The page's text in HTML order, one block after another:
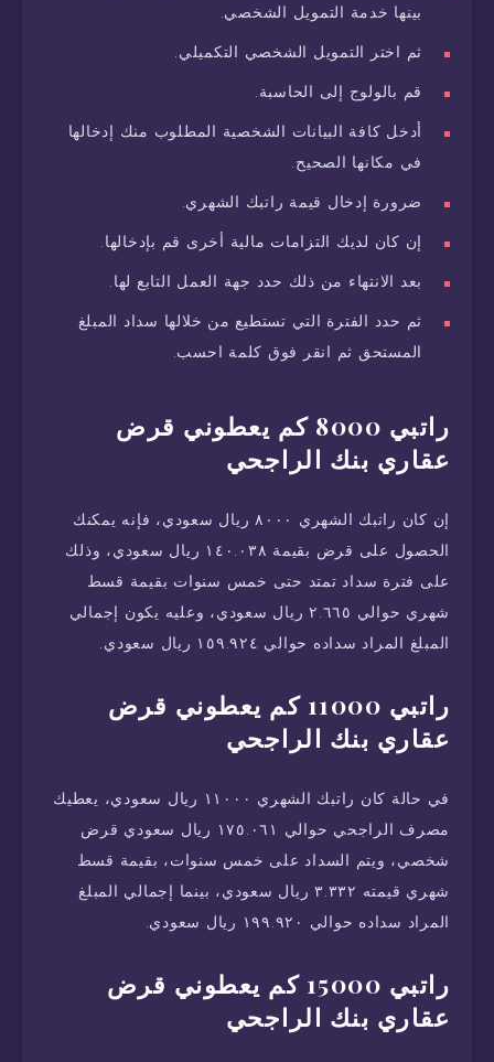
بينها خدمة التمويل الشخصي.
ثم اختر التمويل الشخصي التكميلي.
قم بالولوج إلى الحاسبة.
أدخل كافة البيانات الشخصية المطلوب منك إدخالها
في مكانها الصحيح.
ضرورة إدخال قيمة راتبك الشهري.
إن كان لديك التزامات مالية أخرى قم بإدخالها.
بعد الانتهاء من ذلك حدد جهة العمل التابع لها.
ثم حدد الفترة التي تستطيع من خلالها سداد المبلغ
المستحق ثم انقر فوق كلمة احسب.
راتبي 8000 كم يعطوني قرض
عقاري بنك الراجحي
إن كان راتبك الشهري ٨٠٠٠ ريال سعودي، فإنه يمكنك
الحصول على قرض بقيمة ١٤٠.٠٣٨ ريال سعودي، وذلك
على فترة سداد تمتد حتى خمس سنوات بقيمة قسط
شهري حوالي ٢.٦٦٥ ريال سعودي، وعليه يكون إجمالي
المبلغ المراد سداده حوالي ١٥٩.٩٢٤ ريال سعودي.
راتبي 11000 كم يعطوني قرض
عقاري بنك الراجحي
في حالة كان راتبك الشهري ١١٠٠٠ ريال سعودي، يعطيك
مصرف الراجحي حوالي ١٧٥.٠٦١ ريال سعودي قرض
شخصي، ويتم السداد على خمس سنوات، بقيمة قسط
شهري قيمته ٣.٣٣٢ ريال سعودي، بينما إجمالي المبلغ
المراد سداده حوالي ١٩٩.٩٢٠ ريال سعودي.
راتبي 15000 كم يعطوني قرض
عقاري بنك الراجحي